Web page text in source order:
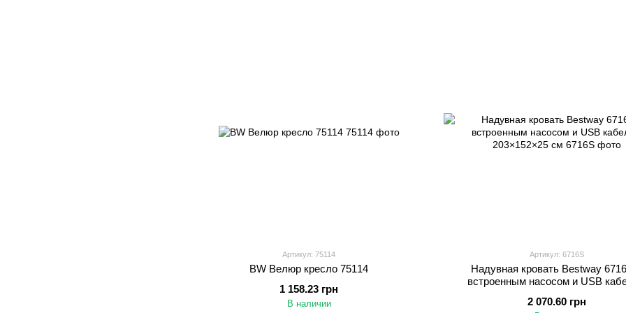
Артикул: 75114
BW Велюр кресло 75114
1 158.23 грн
В наличии
Артикул: 6716S
Надувная кровать Bestway
встроенным насосом и USB
2 070.60 грн